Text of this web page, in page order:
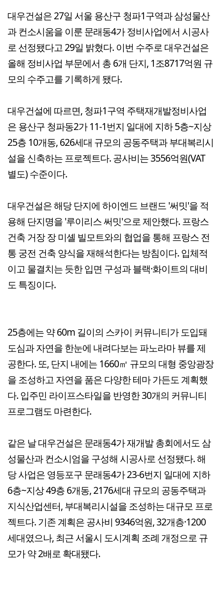
대우건설은 27일 서울 용산구 청파1구역과 삼성물산
과 컨소시움을 이룬 문래동4가 정비사업에서 시공사
로 선정됐다고 29일 밝혔다. 이번 수주로 대우건설은
올해 정비사업 부문에서 총 6개 단지, 1조8717억원 규
모의 수주고를 기록하게 됐다.
대우건설에 따르면, 청파1구역 주택재개발정비사업
은 용산구 청파동2가 11-1번지 일대에 지하 5층~지상
25층 10개동, 626세대 규모의 공동주택과 부대복리시
설을 신축하는 프로젝트다. 공사비는 3556억원(VAT
별도) 수준이다.
대우건설은 해당 단지에 하이엔드 브랜드 '써밋'을 적
용해 단지명을 '루이리스 써밋'으로 제안했다. 프랑스
건축 거장 장 미셸 빌모트와의 협업을 통해 프랑스 전
통 궁전 건축 양식을 재해석한다는 방침이다. 입체적
이고 물결치는 듯한 입면 구성과 블랙·화이트의 대비
도 특징이다.
25층에는 약 60m 길이의 스카이 커뮤니티가 도입돼
도심과 자연을 한눈에 내려다보는 파노라마 뷰를 제
공한다. 또, 단지 내에는 1660㎡ 규모의 대형 중앙광장
을 조성하고 자연을 품은 다양한 테마 가든도 계획했
다. 입주민 라이프스타일을 반영한 30개의 커뮤니티
프로그램도 마련한다.
같은 날 대우건설은 문래동4가 재개발 총회에서도 삼
성물산과 컨소시엄을 구성해 시공사로 선정됐다. 해
당 사업은 영등포구 문래동4가 23-6번지 일대에 지하
6층~지상 49층 6개동, 2176세대 규모의 공동주택과
지식산업센터, 부대복리시설을 조성하는 대규모 프로
젝트다. 기존 계획은 공사비 9346억원, 32개층·1200
세대였으나, 최근 서울시 도시계획 조례 개정으로 규
모가 약 2배로 확대됐다.